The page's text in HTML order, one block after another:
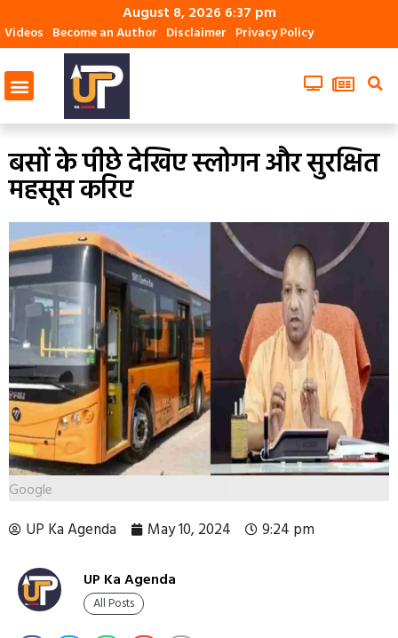
August 8, 2026 6:37 pm
Videos Become an Author Disclaimer Privacy Policy
बसों के पीछे देखिए स्‍लोगन और सुरक्षित
महसूस करिए
Google
UP Ka Agenda May 10, 2024 9:24 pm
UP Ka Agenda
All Posts